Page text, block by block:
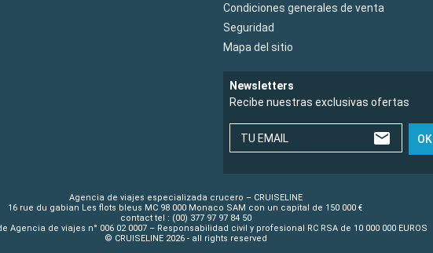
Condiciones generales de venta
Seguridad
Mapa del sitio
Newsletters
Recibe nuestras exclusivas ofertas
TU EMAIL OK
Agencia de viajes especializada crucero – CRUISELINE
16 rue du gabian Les flots bleus MC 98 000 Monaco SAM con un capital de 150 000 €
contact tel : (00) 377 97 97 84 50
Agencia de viajes n° 006 02 0007 – Responsabilidad civil y profesional RC RSA de 10 000 000 EUROS
© CRUISELINE 2026 - all rights reserved